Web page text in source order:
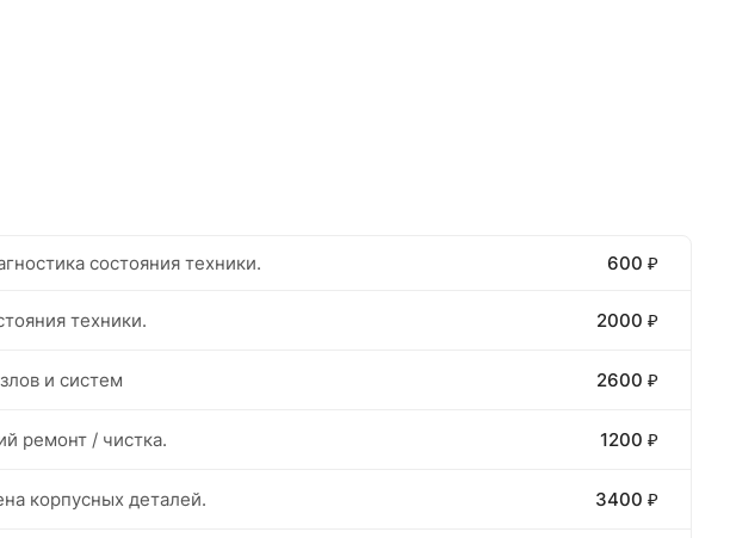
состояния техники. 600 ₽
техники. 2000 ₽
и систем 2600 ₽
ремонт / чистка. 1200 ₽
корпусных деталей. 3400 ₽